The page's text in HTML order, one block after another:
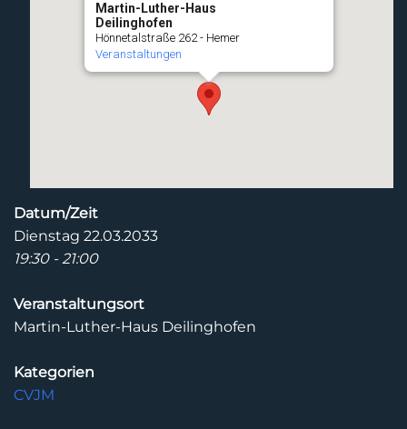
Martin-Luther-Haus
Deilinghofen
Hönnetalstraße 262 - Hemer
Veranstaltungen
Datum/Zeit
Dienstag 22.03.2033
19:30 - 21:00
Veranstaltungsort
Martin-Luther-Haus Deilinghofen
Kategorien
CVJM